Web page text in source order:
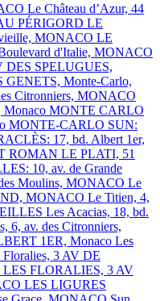
Le Château d’Azur, 44
PÉRIGORD LE
MONACO LE
d'Italie, MONACO
SPELUGUES,
Monte-Carlo,
Citronniers, MONACO
Monaco MONTE CARLO
MONTE-CARLO SUN:
17, bd. Albert 1er,
ROMAN LE PLATI, 51
10, av. de Grande
Moulins, MONACO Le
MONACO Le Titien, 4,
Les Acacias, 18, bd.
6, av. des Citronniers,
1ER, Monaco Les
Floralies, 3 AV DE
LES FLORALIES, 3 AV
LES LIGURES